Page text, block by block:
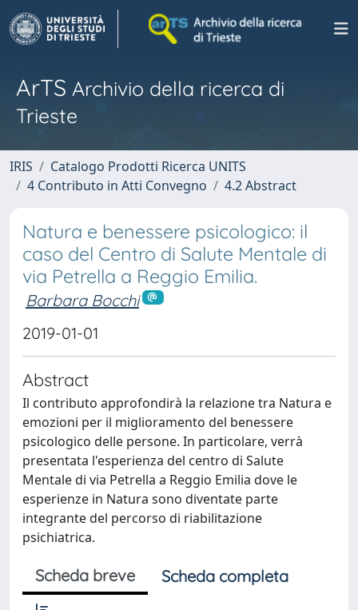
ArTS Archivio della ricerca di
Trieste
IRIS
Catalogo Prodotti Ricerca UNITS
4 Contributo in Atti Convegno
4.2 Abstract
Natura e benessere psicologico: il
caso del Centro di Salute Mentale di
via Petrella a Reggio Emilia.
Barbara Bocchi
2019-01-01
Abstract
Il contributo approfondirà la relazione tra Natura e
emozioni per il miglioramento del benessere
psicologico delle persone. In particolare, verrà
presentata l'esperienza del centro di Salute
Mentale di via Petrella a Reggio Emilia dove le
esperienze in Natura sono diventate parte
integrante del percorso di riabilitazione
psichiatrica.
Scheda breve Scheda completa